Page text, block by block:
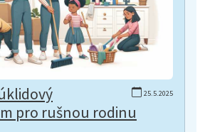
25.5.2025
pro rušnou rodinu